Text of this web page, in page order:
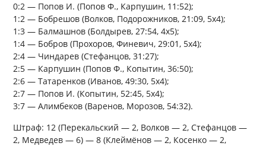
0:2 — Попов И. (Попов Ф., Карпушин, 11:52);
1:2 — Бобрешов (Волков, Подорожников, 21:09, 5х4);
1:3 — Балмашнов (Болдырев, 27:54, 4х5);
1:4 — Бобров (Прохоров, Финевич, 29:01, 5х4);
2:4 — Чиндарев (Стефанцов, 31:27);
2:5 — Карпушин (Попов Ф., Копытин, 36:50);
2:6 — Татаренков (Иванов, 49:30, 5х4);
2:7 — Попов И. (Копытин, 52:45, 5х4);
3:7 — Алимбеков (Варенов, Морозов, 54:32).
Штраф: 12 (Перекальский — 2, Волков — 2, Стефанцов —
2, Медведев — 6) — 8 (Клеймёнов — 2, Косенко — 2,